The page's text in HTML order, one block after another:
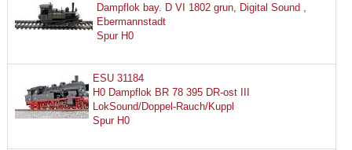
Dampflok bay. D VI 1802 grun, Digital Sound ,
Ebermannstadt
Spur H0
ESU 31184
H0 Dampflok BR 78 395 DR-ost III
LokSound/Doppel-Rauch/Kuppl
Spur H0